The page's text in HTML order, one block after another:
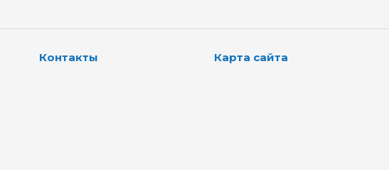
Контакты Карта сайта